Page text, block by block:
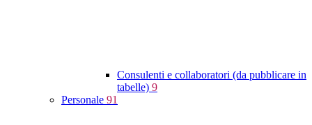
Consulenti e collaboratori (da pubblicare in
tabelle) 9
Personale 91